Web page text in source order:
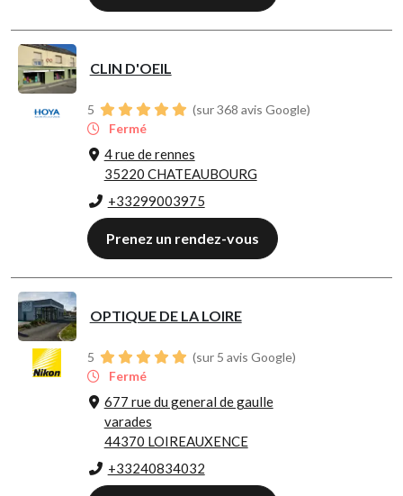
CLIN D'OEIL
5
(sur 368 avis Google)
Fermé
4 rue de rennes
35220 CHATEAUBOURG
+33299003975
Prenez un rendez-vous
OPTIQUE DE LA LOIRE
5
(sur 5 avis Google)
Fermé
677 rue du general de gaulle
varades
44370 LOIREAUXENCE
+33240834032